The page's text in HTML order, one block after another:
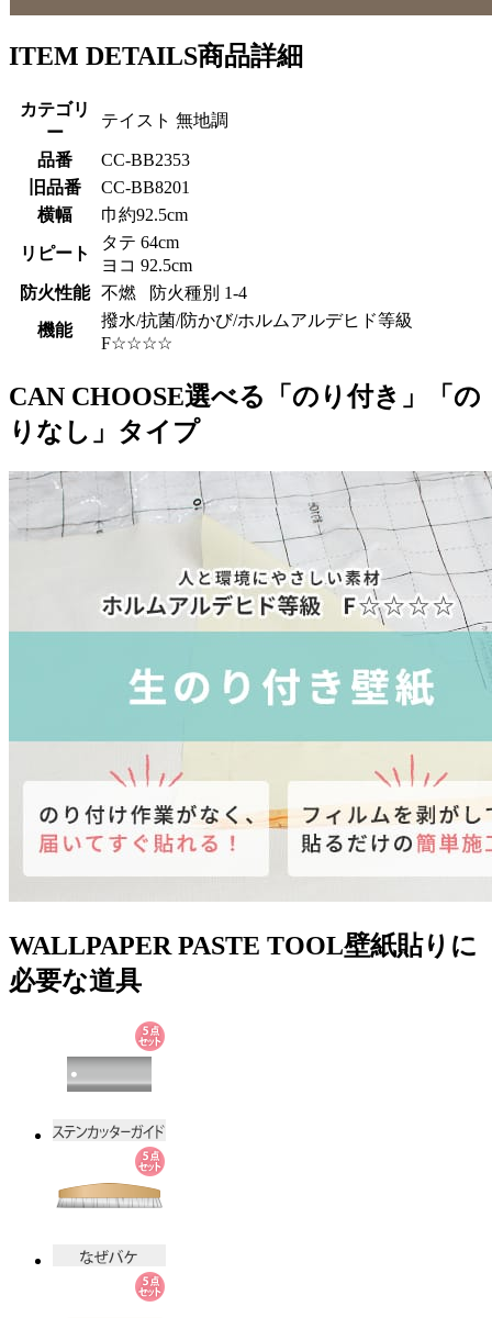
ITEM DETAILS商品詳細
カテゴリ
ー
テイスト 無地調
品番
CC-BB2353
旧品番
CC-BB8201
横幅
巾約92.5cm
リピート
タテ 64cm
ヨコ 92.5cm
防火性能
不燃 防火種別 1-4
機能
撥水/抗菌/防かび/ホルムアルデヒド等級
F☆☆☆☆
CAN CHOOSE選べる「のり付き」「の
りなし」タイプ
WALLPAPER PASTE TOOL壁紙貼りに
必要な道具